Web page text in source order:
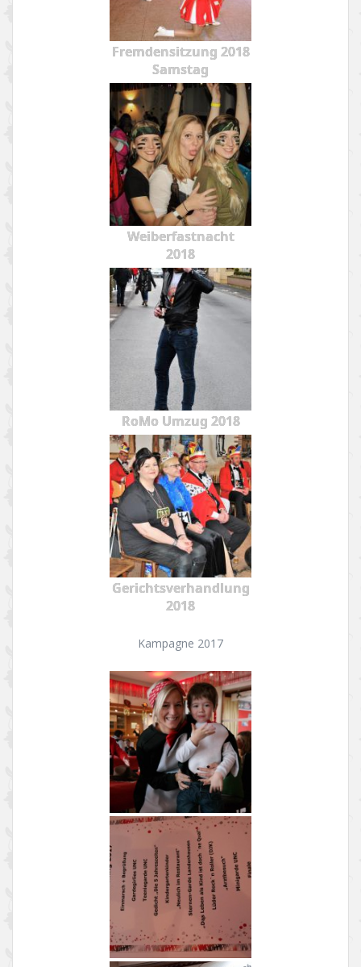
Fremdensitzung 2018
Samstag
Weiberfastnacht
2018
RoMo Umzug 2018
Gerichtsverhandlung
2018
Kampagne 2017